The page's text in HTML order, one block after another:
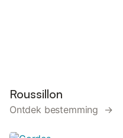
Roussillon
Ontdek bestemming →